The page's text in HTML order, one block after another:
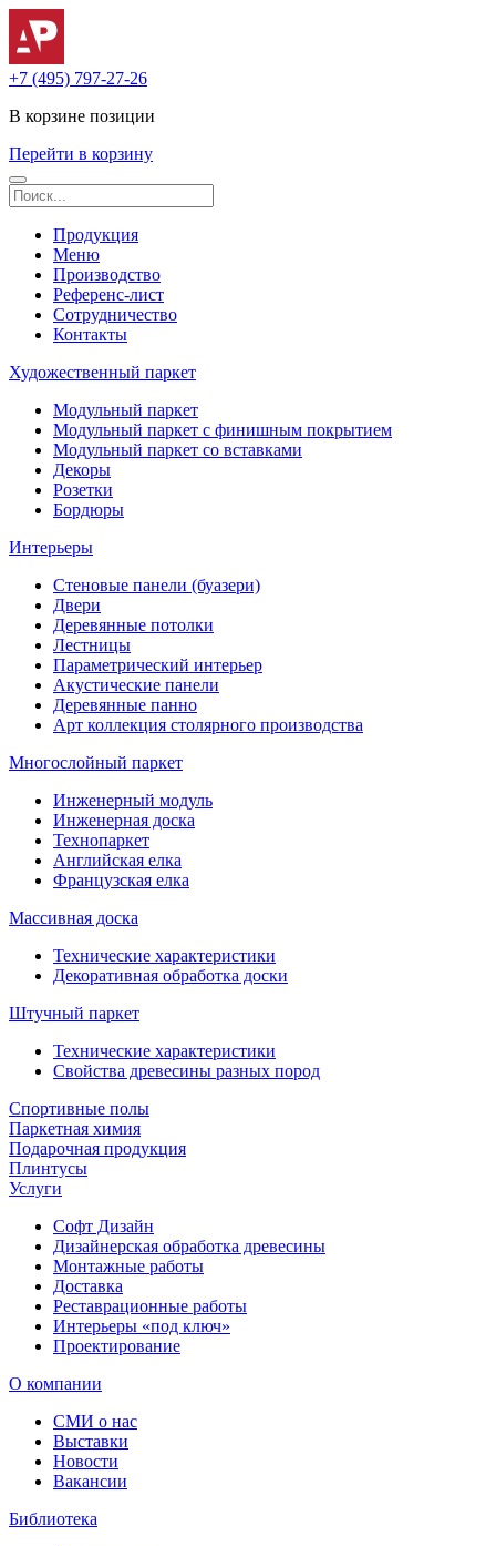
+7 (495) 797-27-26
В корзине позиции
Перейти в корзину
Продукция
Меню
Производство
Референс-лист
Сотрудничество
Контакты
Художественный паркет
Модульный паркет
Модульный паркет с финишным покрытием
Модульный паркет со вставками
Декоры
Розетки
Бордюры
Интерьеры
Стеновые панели (буазери)
Двери
Деревянные потолки
Лестницы
Параметрический интерьер
Акустические панели
Деревянные панно
Арт коллекция столярного производства
Многослойный паркет
Инженерный модуль
Инженерная доска
Технопаркет
Английская елка
Французская елка
Массивная доска
Технические характеристики
Декоративная обработка доски
Штучный паркет
Технические характеристики
Свойства древесины разных пород
Спортивные полы
Паркетная химия
Подарочная продукция
Плинтусы
Услуги
Софт Дизайн
Дизайнерская обработка древесины
Монтажные работы
Доставка
Реставрационные работы
Интерьеры «под ключ»
Проектирование
О компании
СМИ о нас
Выставки
Новости
Вакансии
Библиотека